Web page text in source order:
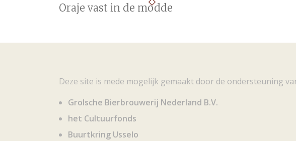
Oraje vast in de modde
Deze site is mede mogelijk gemaakt door de ondersteuning
Grolsche Bierbrouwerij Nederland B.V.
het Cultuurfonds
Buurtkring Usselo